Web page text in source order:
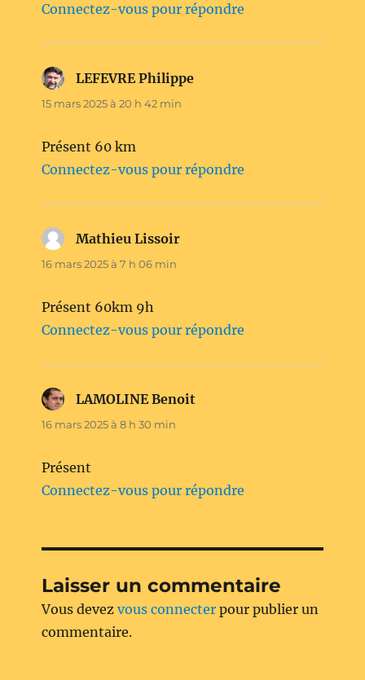
Connectez-vous pour répondre
LEFEVRE Philippe
15 mars 2025 à 20 h 42 min
Présent 60 km
Connectez-vous pour répondre
Mathieu Lissoir
16 mars 2025 à 7 h 06 min
Présent 60km 9h
Connectez-vous pour répondre
LAMOLINE Benoit
16 mars 2025 à 8 h 30 min
Présent
Connectez-vous pour répondre
Laisser un commentaire
Vous devezvous connecter pour publier un
commentaire.